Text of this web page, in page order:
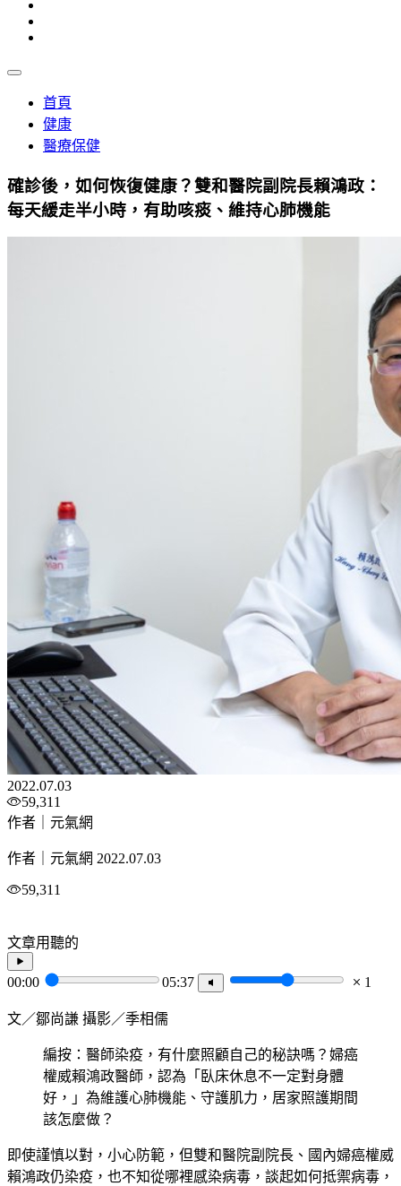
首頁
健康
醫療保健
確診後，如何恢復健康？雙和醫院副院長賴鴻政：
每天緩走半小時，有助咳痰、維持心肺機能
2022.07.03
59,311
作者｜元氣網
作者｜元氣網 2022.07.03
59,311
文章用聽的
00:00 05:37 1
文／鄒尚謙 攝影／季相儒
編按：醫師染疫，有什麼照顧自己的秘訣嗎？婦癌
權威賴鴻政醫師，認為「臥床休息不一定對身體
好，」為維護心肺機能、守護肌力，居家照護期間
該怎麼做？
即使謹慎以對，小心防範，但雙和醫院副院長、國內婦癌權威
賴鴻政仍染疫，也不知從哪裡感染病毒，談起如何抵禦病毒，